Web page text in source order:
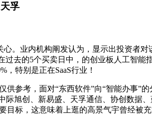
孚
。业内机构阐发认为，显示出投资者对
去的5个买卖日中，的创业板人工智能指
特别是正在SaaS行业！
参考，面对“东西软件”向“智能办事”
旭创、新易盛、天孚通信、协创数据
标，这意味着上逛的高景气宇曾经被充